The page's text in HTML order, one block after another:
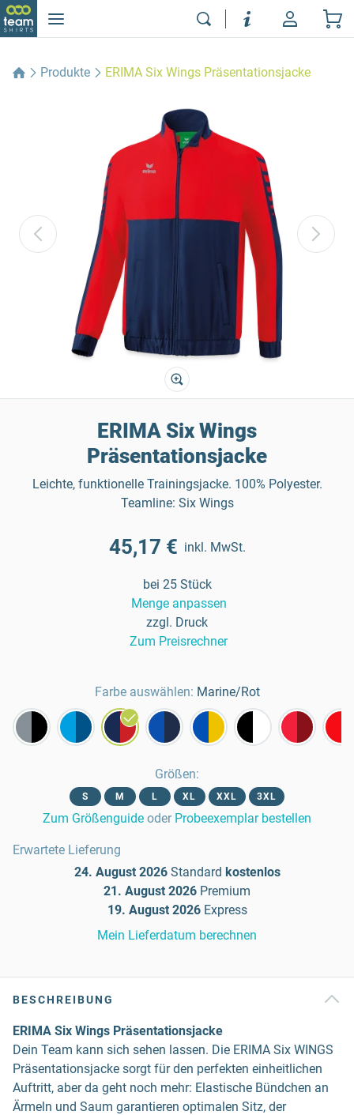
Produkte ERIMA Six Wings Präsentationsjacke
ERIMA Six Wings
Präsentationsjacke
Leichte, funktionelle Trainingsjacke. 100% Polyester.
Teamline: Six Wings
45,17 € inkl. MwSt.
bei 25 Stück
Menge anpassen
zzgl. Druck
Zum Preisrechner
Farbe auswählen: Marine/Rot
Größen:
S M L XL XXL 3XL
Zum Größenguide oder Probeexemplar bestellen
Erwartete Lieferung
24. August 2026 Standard kostenlos
21. August 2026 Premium
19. August 2026 Express
Mein Lieferdatum berechnen
BESCHREIBUNG
ERIMA Six Wings Präsentationsjacke
Dein Team kann sich sehen lassen. Die ERIMA Six WINGS
Präsentationsjacke sorgt für den perfekten einheitlichen
Auftritt, aber da geht noch mehr: Elastische Bündchen an
Ärmeln und Saum garantieren optimalen Sitz, der